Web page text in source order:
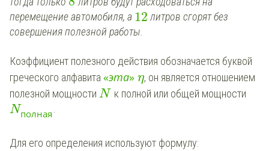
перемещение автомобиля, а 12литров сгорят без
совершения полезной работы.
Коэффициент полезного действия обозначается буквой
греческого алфавита «эта» η, он является отношением
полезной мощности N к полной или общей мощности
Nполная .
Для его определения используют формулу: